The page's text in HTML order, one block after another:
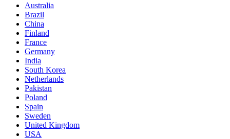
Australia
Brazil
China
Finland
France
Germany
India
South Korea
Netherlands
Pakistan
Poland
Spain
Sweden
United Kingdom
USA